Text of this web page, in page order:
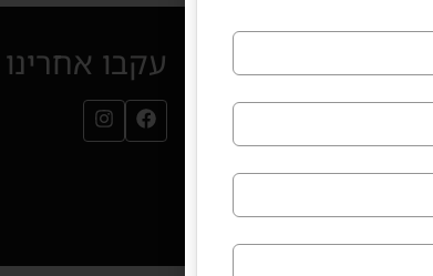
עקבו אחרינו
עמוד הפייסבוק
עמוד